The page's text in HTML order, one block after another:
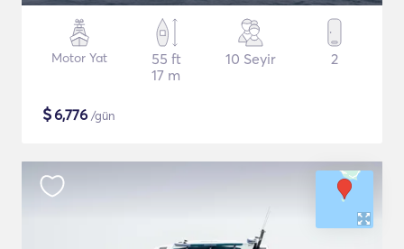
Motor Yat
55 ft
17 m
10 Seyir 2
$6,776 /gün